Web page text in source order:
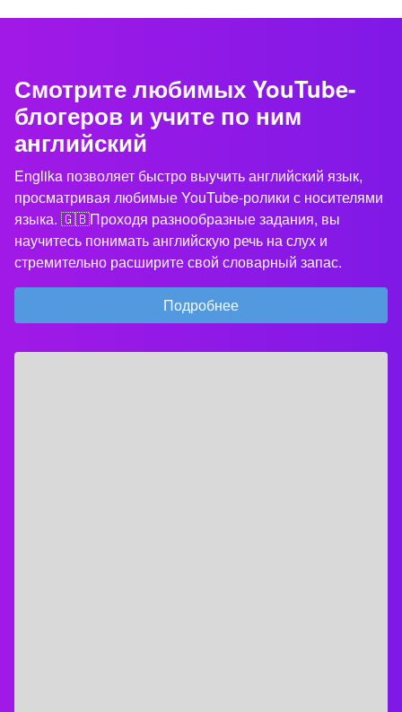
Смотрите любимых YouTube-
блогеров и учите по ним
английский
Englika позволяет быстро выучить английский язык,
просматривая любимые YouTube-ролики с носителями
языка. 🇬🇧Проходя разнообразные задания, вы
научитесь понимать английскую речь на слух и
стремительно расширите свой словарный запас.
Подробнее